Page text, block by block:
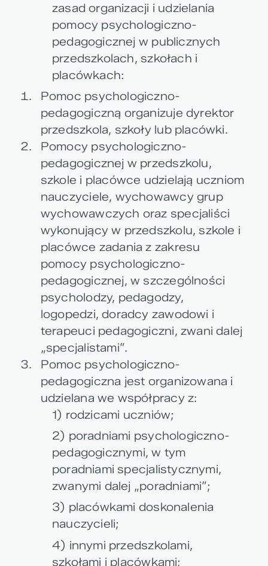
zasad organizacji i udzielania
pomocy psychologiczno-
pedagogicznej w publicznych
przedszkolach, szkołach i
placówkach:
Pomoc psychologiczno-
pedagogiczną organizuje dyrektor
przedszkola, szkoły lub placówki.
Pomocy psychologiczno-
pedagogicznej w przedszkolu,
szkole i placówce udzielają uczniom
nauczyciele, wychowawcy grup
wychowawczych oraz specjaliści
wykonujący w przedszkolu, szkole i
placówce zadania z zakresu
pomocy psychologiczno-
pedagogicznej, w szczególności
psycholodzy, pedagodzy,
logopedzi, doradcy zawodowi i
terapeuci pedagogiczni, zwani dalej
„specjalistami”.
Pomoc psychologiczno-
pedagogiczna jest organizowana i
udzielana we współpracy z:
1) rodzicami uczniów;
2) poradniami psychologiczno-
pedagogicznymi, w tym
poradniami specjalistycznymi,
zwanymi dalej „poradniami”;
3) placówkami doskonalenia
nauczycieli;
4) innymi przedszkolami,
szkołami i placówkami;